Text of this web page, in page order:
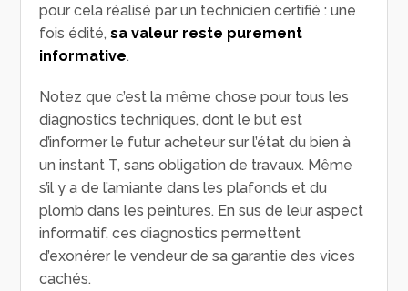
pour cela réalisé par un technicien certifié : une
fois édité,sa valeur reste purement
informative.
Notez que c’est la même chose pour tous les
diagnostics techniques, dont le but est
d’informer le futur acheteur sur l’état du bien à
un instant T, sans obligation de travaux. Même
s’il y a de l’amiante dans les plafonds et du
plomb dans les peintures. En sus de leur aspect
informatif, ces diagnostics permettent
d’exonérer le vendeur de sa garantie des vices
cachés.